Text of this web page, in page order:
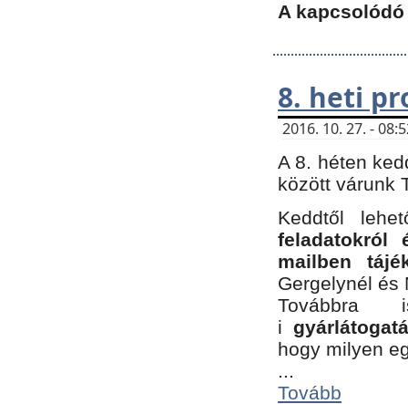
A
8. heti
2016. 10. 27. -
A 8. héten
között várunk
Keddtől
feladatokról
mailben
Gergelynél és
Továbbra
i
hogy milyen
...
Tovább